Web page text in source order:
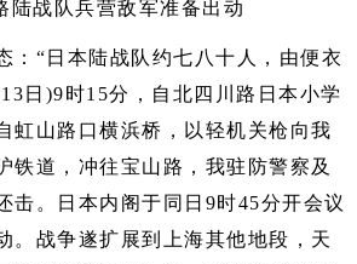
陆战队兵营敌军准备出动
：“日本陆战队约七八十人，由便衣
日)9时15分，自北四川路日本小学
虹山路口横浜桥，以轻机关枪向我
铁道，冲往宝山路，我驻防警察及
击。日本内阁于同日9时45分开会议
。战争遂扩展到上海其他地段，天